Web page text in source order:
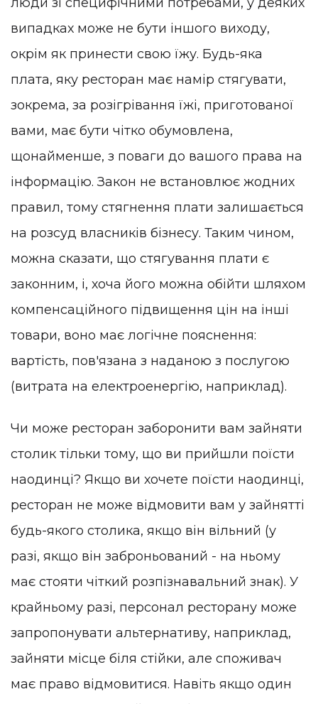
випадках може не бути іншого виходу,
окрім як принести свою їжу. Будь-яка
плата, яку ресторан має намір стягувати,
зокрема, за розігрівання їжі, приготованої
вами, має бути чітко обумовлена,
щонайменше, з поваги до вашого права на
інформацію. Закон не встановлює жодних
правил, тому стягнення плати залишається
на розсуд власників бізнесу. Таким чином,
можна сказати, що стягування плати є
законним, і, хоча його можна обійти шляхом
компенсаційного підвищення цін на інші
товари, воно має логічне пояснення:
вартість, пов'язана з наданою з послугою
(витрата на електроенергію, наприклад).
Чи може ресторан заборонити вам зайняти
столик тільки тому, що ви прийшли поїсти
наодинці? Якщо ви хочете поїсти наодинці,
ресторан не може відмовити вам у зайнятті
будь-якого столика, якщо він вільний (у
разі, якщо він заброньований - на ньому
має стояти чіткий розпізнавальний знак). У
крайньому разі, персонал ресторану може
запропонувати альтернативу, наприклад,
зайняти місце біля стійки, але споживач
має право відмовитися. Навіть якщо один